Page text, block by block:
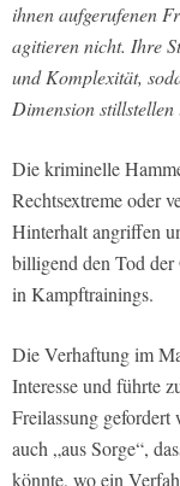
ihnen aufgerufenen
agitieren nicht. Ihre
und Komplexität,
Dimension
Die kriminelle
Rechtsextreme oder
Hinterhalt angriffen
billigend den Tod
in Kampftrainings.
Die Verhaftung im
Interesse und führte
Freilassung gefordert
auch „aus Sorge“,
könnte, wo ein